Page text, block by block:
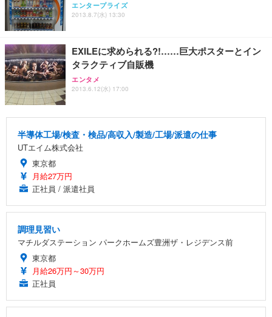
エンタープライズ
2013.8.7(水) 13:30
EXILEに求められる?!……巨大ポスターとイン
タラクティブ自販機
エンタメ
2013.6.12(水) 17:00
半導体工場/検査・検品/高収入/製造/工場/派遣の仕事
UTエイム株式会社
東京都
月給27万円
正社員 / 派遣社員
調理見習い
マチルダステーション パークホームズ豊洲ザ・レジデンス前
東京都
月給26万円～30万円
正社員